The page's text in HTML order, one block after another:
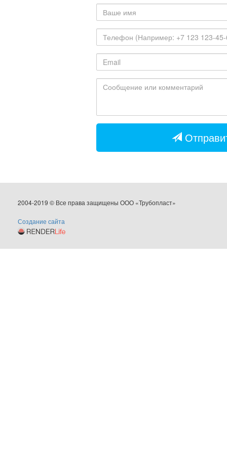
Ваше
имя
Телефон
Email
Сообщение
или
2004-2019 © Все права защищены ООО «Трубопласт»
Создание сайта